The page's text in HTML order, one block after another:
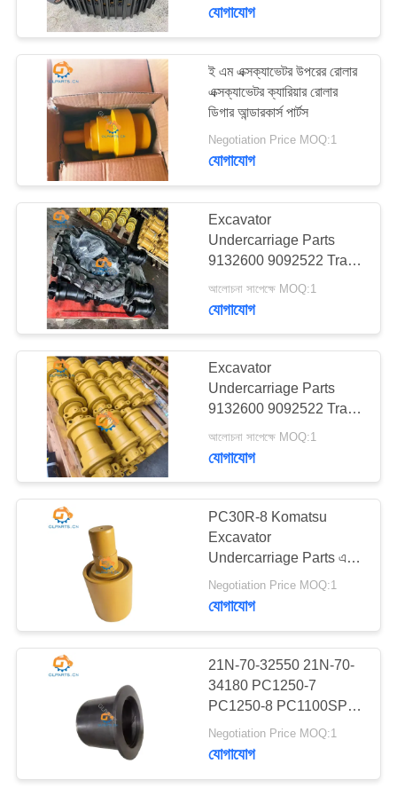
গুণমান
নিয়ন্ত্রণ
আমাদের
যোগাযোগ
মামলা
গোপনীয়তা
নীতি
বুম সিলিন্ডার
92
বালতি সিলিন্ডার
96
খননকারীর খুচরা যন্ত্রাংশ
খননকারী জলবাহী পাম্প
88
EX300-2 এর জন্য
যোগাযোগ
ই এম এক্সক্যাভেটর উপরের রোলার
এক্সক্যাভেটর ক্যারিয়ার রোলার
ডিগার আন্ডারকার্স পার্টস
Negotiation Price MOQ:1
যোগাযোগ
Excavator
Undercarriage Parts
9132600 9092522 Track
Roller for EX100-2
EX120-2 EX100-3C
আলোচনা সাপেক্ষে MOQ:1
যোগাযোগ
Excavator
Undercarriage Parts
9132600 9092522 Track
Roller for EX100-2
EX120-2 EX100-3C
আলোচনা সাপেক্ষে MOQ:1
যোগাযোগ
PC30R-8 Komatsu
Excavator
Undercarriage Parts এর
জন্য উপরের ক্যারিয়ার রোলার শীর্ষ
রোলার
Negotiation Price MOQ:1
যোগাযোগ
21N-70-32550 21N-70-
34180 PC1250-7
PC1250-8 PC1100SP-6
এর জন্য এক্সক্যাভেটর বুশিং
Negotiation Price MOQ:1
যোগাযোগ